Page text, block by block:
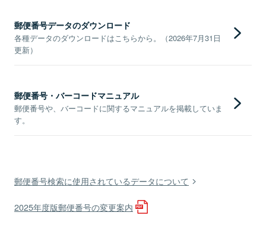
郵便番号データのダウンロード
各種データのダウンロードはこちらから。（2026年7月31日
更新）
郵便番号・バーコードマニュアル
郵便番号や、バーコードに関するマニュアルを掲載していま
す。
郵便番号検索に使用されているデータについて
2025年度版郵便番号の変更案内